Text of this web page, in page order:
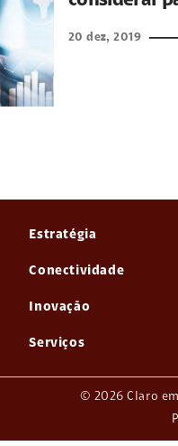
20 dez, 2019
Estratégia
Conectividade
Inovação
Serviços
© 2026 Claro